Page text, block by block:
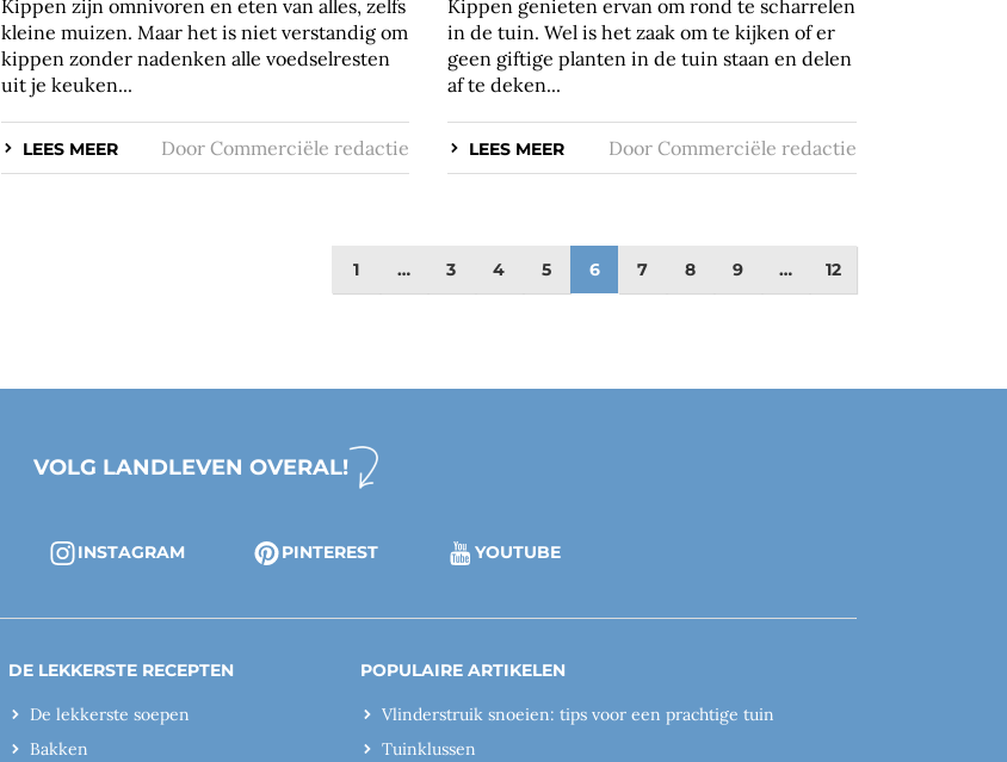
Kippen zijn omnivoren en eten van alles, zelfs
kleine muizen. Maar het is niet verstandig om
kippen zonder nadenken alle voedselresten
uit je keuken...
LEES MEER DoorCommerciële redactie
Kippen genieten ervan om rond te scharrelen
in de tuin. Wel is het zaak om te kijken of er
geen giftige planten in de tuin staan en delen
af te deken...
LEES MEER Door Commerciële redactie
1 … 3 4 5 6 7 8 9 … 12
VOLG LANDLEVEN OVERAL!
INSTAGRAM PINTEREST YOUTUBE
DE LEKKERSTE RECEPTEN
De lekkerste soepen
Bakken
POPULAIRE ARTIKELEN
Vlinderstruik snoeien: tips voor een prachtige tuin
Tuinklussen